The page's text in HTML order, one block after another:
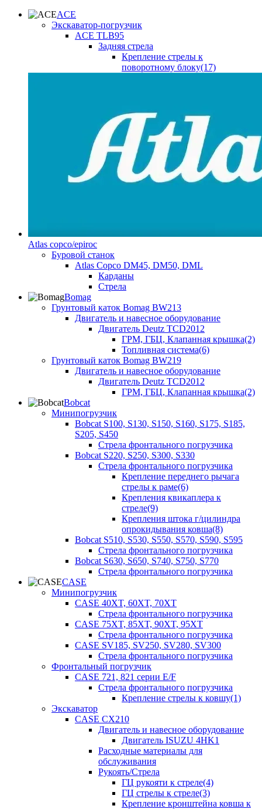
ACE
Экскаватор-погрузчик
ACE TLB95
Задняя стрела
Крепление стрелы к
поворотному блоку(17)
Atlas copco/epiroc
Буровой станок
Atlas Copco DM45, DM50, DML
Карданы
Стрела
Bomag
Грунтовый каток Bomag BW213
Двигатель и навесное оборудование
Двигатель Deutz TCD2012
ГРМ, ГБЦ, Клапанная крышка(2)
Топливная система(6)
Грунтовый каток Bomag BW219
Двигатель и навесное оборудование
Двигатель Deutz TCD2012
ГРМ, ГБЦ, Клапанная крышка(2)
Bobcat
Минипогрузчик
Bobcat S100, S130, S150, S160, S175, S185,
S205, S450
Стрела фронтального погрузчика
Bobcat S220, S250, S300, S330
Стрела фронтального погрузчика
Крепление переднего рычага
стрелы к раме(6)
Крепления квикаплера к
стреле(9)
Крепления штока г/цилиндра
опрокидывания ковша(8)
Bobcat S510, S530, S550, S570, S590, S595
Стрела фронтального погрузчика
Bobcat S630, S650, S740, S750, S770
Стрела фронтального погрузчика
CASE
Минипогрузчик
CASE 40XT, 60XT, 70XT
Стрела фронтального погрузчика
CASE 75XT, 85XT, 90XT, 95XT
Стрела фронтального погрузчика
CASE SV185, SV250, SV280, SV300
Стрела фронтального погрузчика
Фронтальный погрузчик
CASE 721, 821 серии E/F
Стрела фронтального погрузчика
Крепление стрелы к ковшу(1)
Экскаватор
CASE CX210
Двигатель и навесное оборудование
Двигатель ISUZU 4HK1
Расходные материалы для
обслуживания
Рукоять/Стрела
ГЦ рукояти к стреле(4)
ГЦ стрелы к стреле(3)
Крепление кронштейна ковша к